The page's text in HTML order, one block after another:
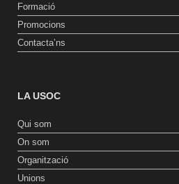
Formació
Promocions
Contacta’ns
LA USOC
Qui som
On som
Organització
Unions